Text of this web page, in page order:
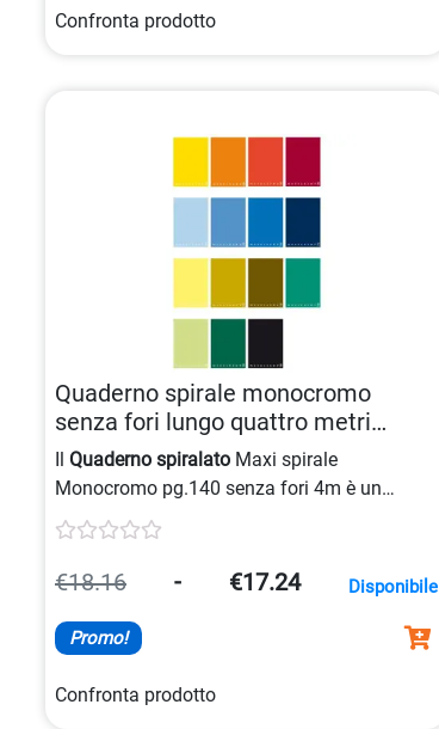
Confronta prodotto
Quaderno spirale monocromo
senza fori lungo quattro metri
8005235434226
Il Quaderno spiralato Maxi spirale
Monocromo pg.140 senza fori 4m è un
prodotto della categoria
caratterizzato da una copertina colorata e
plastificata, con 70 fogli da 80 gr/mq, ideale
per uso scolastico, casalingo o in ufficio.
€18.16 - €17.24 Disponibile
Promo!
Confronta prodotto